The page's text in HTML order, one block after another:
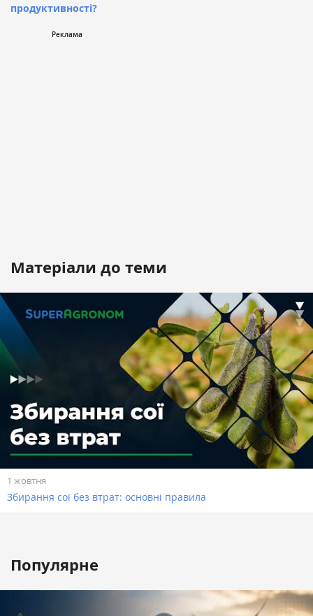
продуктивності?
Матеріали до теми
1 жовтня
Збирання сої без втрат: основні правила
Популярне